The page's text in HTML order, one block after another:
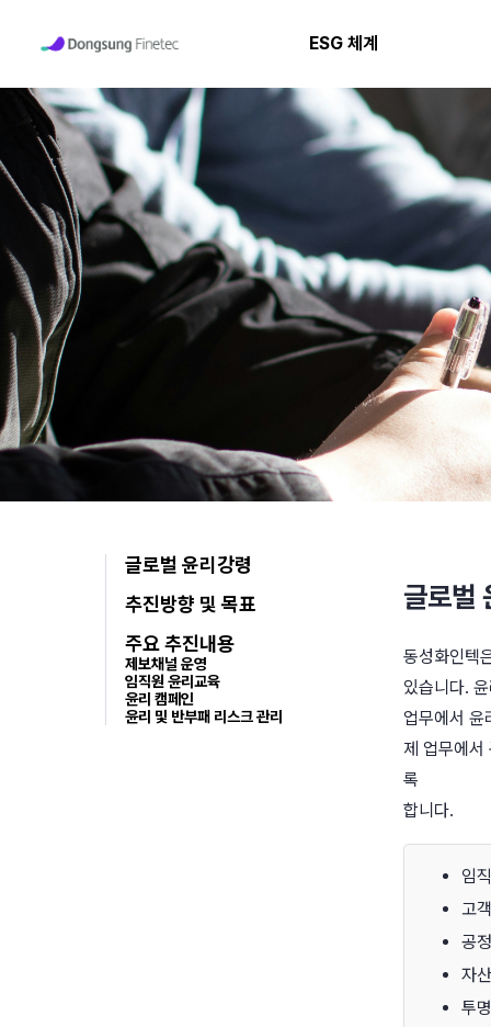
ESG 체계
글로벌 윤리강령
추진방향 및 목표
주요 추진내용
제보채널 운영
임직원 윤리교육
윤리 캠페인
윤리 및 반부패 리스크 관리
글로벌
동성화인텍
있습니다.
업무에서 윤
제 업무에서
록
합니다.
임
고
공
자
투